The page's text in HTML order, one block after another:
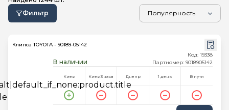
Фильтр
Клипса TOYOTA - 90189-05142
В наличии
Код: 19338
Партномер: 9018905142
Киев Киев 3 часа Днепр 1 день В пути